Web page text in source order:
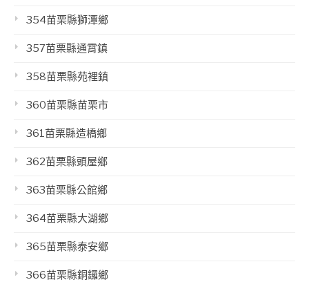
354苗栗縣獅潭鄉
357苗栗縣通霄鎮
358苗栗縣苑裡鎮
360苗栗縣苗栗市
361苗栗縣造橋鄉
362苗栗縣頭屋鄉
363苗栗縣公館鄉
364苗栗縣大湖鄉
365苗栗縣泰安鄉
366苗栗縣銅鑼鄉